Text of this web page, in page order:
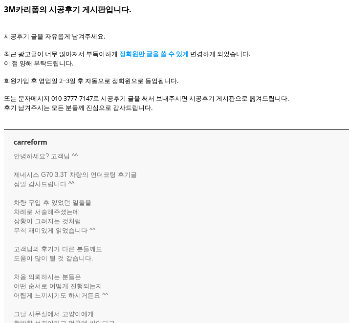
3M카리폼의 시공후기 게시판입니다.
시공후기 글을 자유롭게 남겨주세요.
최근 광고글이 너무 많아져서 부득이하게 정회원만 글을 쓸 수 있게 변경하게 되었습니다.
이 점 양해 부탁드립니다.
회원가입 후 영업일 2~3일 후 자동으로 정회원으로 등업됩니다.
또는 문자메시지 010-3777-7147로 시공후기 글을 써서 보내주시면 시공후기 게시판으로 옮겨드립니다.
후기 남겨주시는 모든 분들께 진심으로 감사드립니다.
carreform
안녕하세요? 고객님 ^^
제네시스 G70 3.3T 차량의 언더코팅 후기글
정말 감사드립니다 ^^
차량 구입 후 있었던 일들을
차례로 서술해주셨는데
상황이 그려지는 것처럼
무척 재미있게 읽었습니다 ^^
고객님의 후기가 다른 분들께도
도움이 많이 될 것 같습니다.
처음 의뢰하시는 분들은
어떤 순서로 어떻게 진행되는지
어렵게 느끼시기도 하시거든요 ^^
그날 사무실에서 고양이에게